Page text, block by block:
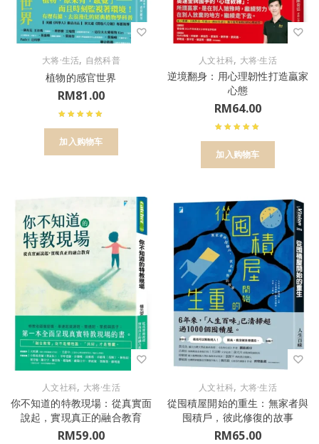
大将·生活, 自然科普
植物的感官世界
RM81.00
加入购物车
人文社科, 大将·生活
逆境翻身：用心理韌性打造贏家
心態
RM64.00
加入购物车
人文社科, 大将·生活
你不知道的特教現場：從真實面
說起，實現真正的融合教育
RM59.00
人文社科, 大将·生活
從囤積屋開始的重生：無家者與
囤積戶，彼此修復的故事
RM65.00